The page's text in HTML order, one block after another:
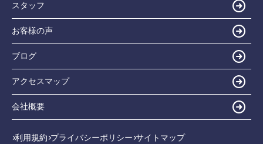
スタッフ
お客様の声
ブログ
アクセスマップ
会社概要
利用規約 プライバシーポリシー サイトマップ